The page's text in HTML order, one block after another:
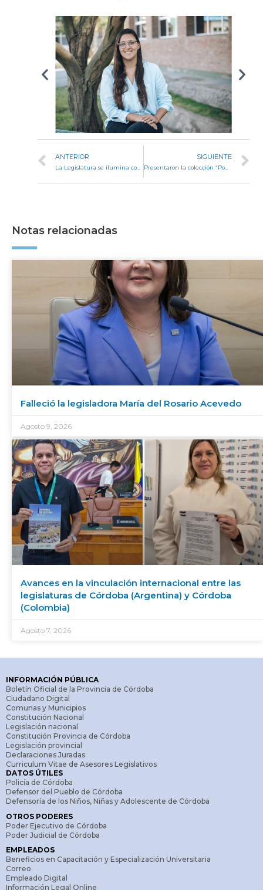
ANTERIOR
La Legislatura se ilumina con los colores de Italia
SIGUIENTE
Presentaron la colección “Poetas de Córdoba” en la ex Legislatura
Notas relacionadas
Falleció la legisladora María del Rosario Acevedo
Agosto 9, 2026
Avances en la vinculación internacional entre las
legislaturas de Córdoba (Argentina) y Córdoba
(Colombia)
Agosto 7, 2026
INFORMACIÓN PÚBLICA
Boletín Oficial de la Provincia de Córdoba
Ciudadano Digital
Comunas y Municipios
Constitución Nacional
Legislación nacional
Constitución Provincia de Córdoba
Legislación provincial
Declaraciones Juradas
Curriculum Vitae de Asesores Legislativos
DATOS ÚTILES
Policía de Córdoba
Defensor del Pueblo de Córdoba
Defensoría de los Niños, Niñas y Adolescente de Córdoba
OTROS PODERES
Poder Ejecutivo de Córdoba
Poder Judicial de Córdoba
EMPLEADOS
Beneficios en Capacitación y Especialización Universitaria
Correo
Empleado Digital
Información Legal Online